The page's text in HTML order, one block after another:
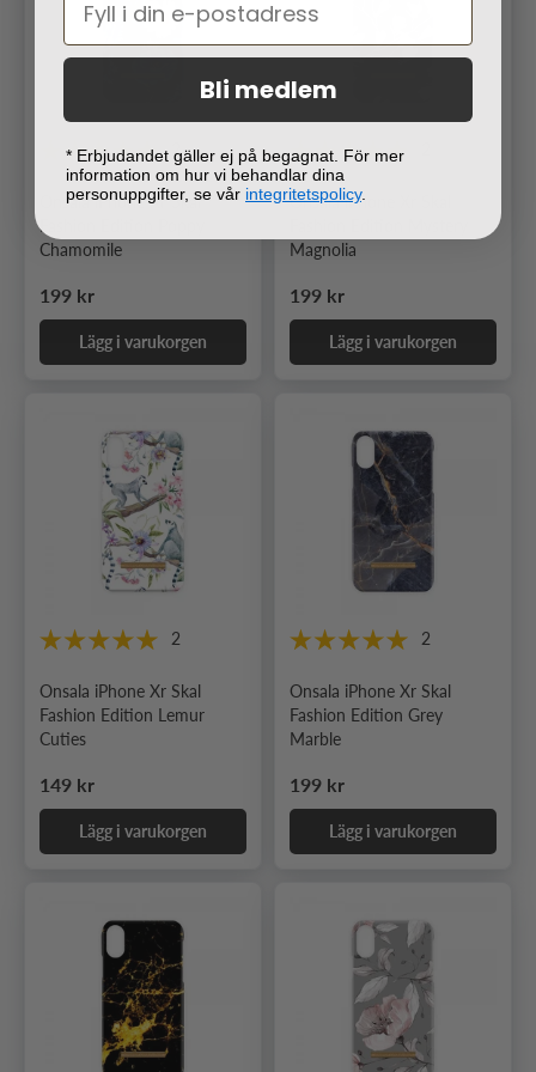
2
Onsala iPhone Xr Skal
Fashion Edition Poppy
Chamomile
Ordinarie pris
199 kr
Lägg i varukorgen
Onsala iPhone Xr Skal
Magnolia
Ordinarie pris
199 kr
Lägg i varukorgen
2
Onsala iPhone Xr Skal
Fashion Edition Lemur
Cuties
Ordinarie pris
149 kr
Lägg i varukorgen
2
Onsala iPhone Xr Skal
Fashion Edition Grey
Marble
Ordinarie pris
199 kr
Lägg i varukorgen
Bli medlem
* Erbjudandet gäller ej på begagnat. För mer
information om hur vi behandlar dina
personuppgifter, se vår integritetspolicy.